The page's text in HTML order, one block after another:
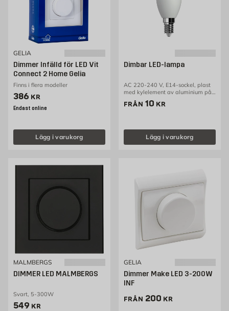
GELIA
Dimmer Infälld för LED Vit
Connect 2 Home Gelia
Finns i flera modeller
Pris 386 kr
386 KR
Endast online
Lägg i varukorg
Dimbar LED-lampa
AC 220-240 V, E14-sockel, plast
med kylelement av aluminium på
insidan, effekt: 3,5 W,
motsvarande glödlampa: 35 W,
FRÅN Pris 10 kr
10 KR
Lägg i varukorg
MALMBERGS
DIMMER LED MALMBERGS
Svart, 5-300W
Pris 549 kr
549 KR
GELIA
Dimmer Make LED 3-200W
INF
FRÅN Pris 200 kr
200 KR